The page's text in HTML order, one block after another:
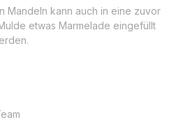
Mandeln kann auch in eine zuvor
etwas Marmelade eingefüllt